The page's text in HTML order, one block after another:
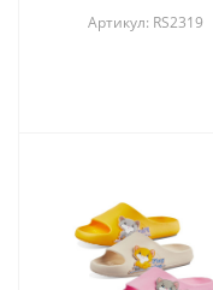
Артикул: RS2319